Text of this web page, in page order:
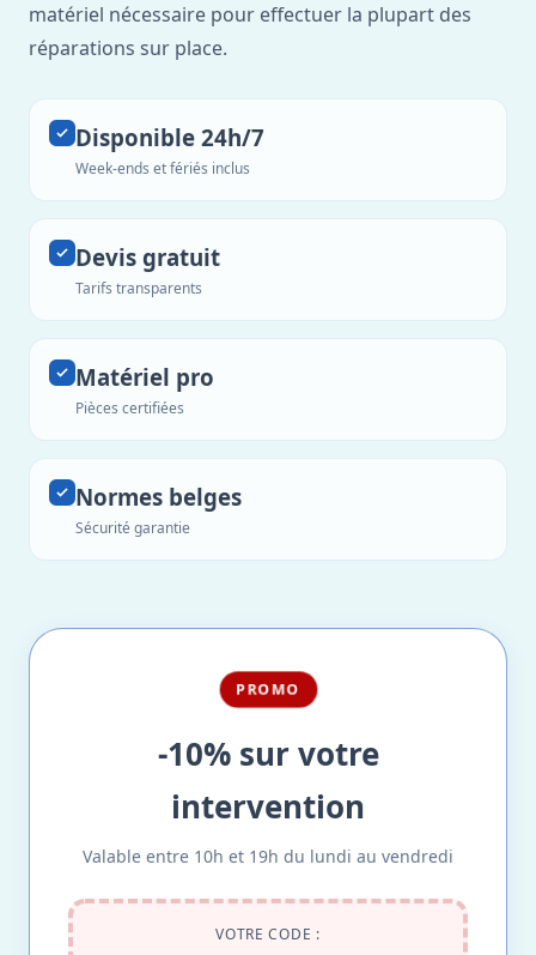
matériel nécessaire pour effectuer la plupart des
réparations sur place.
Disponible 24h/7
Week-ends et fériés inclus
Devis gratuit
Tarifs transparents
Matériel pro
Pièces certifiées
Normes belges
Sécurité garantie
PROMO
-10% sur votre
intervention
Valable entre 10h et 19h du lundi au vendredi
VOTRE CODE :